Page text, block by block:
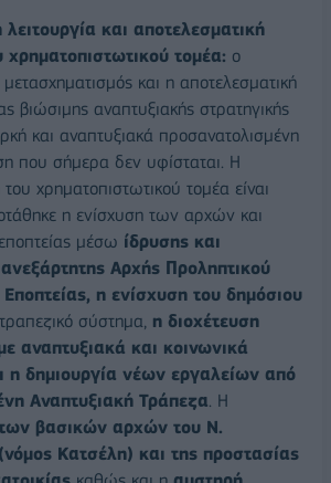
και αποτελεσματική
χρηματοπιστωτικού τομέα: ο
και η αποτελεσματική
βιώσιμης αναπτυξιακής στρατηγικής
και αναπτυξιακά προσανατολισμένη
που σήμερα δεν υφίσταται. Η
χρηματοπιστωτικού τομέα είναι
η ενίσχυση των αρχών και
μέσω ίδρυσης και
ανεξάρτητης Αρχής Προληπτικού
η ενίσχυση του δημόσιου
σύστημα, η διοχέτευση
αναπτυξιακά και κοινωνικά
η δημιουργία νέων εργαλείων από
Αναπτυξιακή Τράπεζα. Η
βασικών αρχών του Ν.
Κατσέλη) και της προστασίας